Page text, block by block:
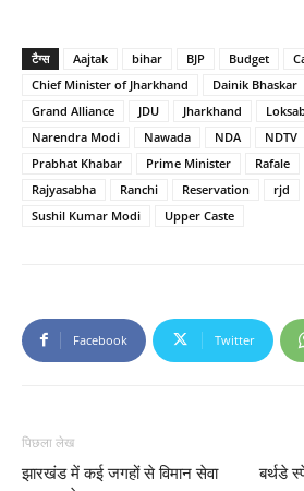
टैग्स Aajtak bihar BJP Budget
Chief Minister of Jharkhand
Dainik Bhaskar
Grand Alliance
JDU Jharkhand
Narendra Modi
Nawada NDA NDTV
Prabhat Khabar
Prime Minister Rafale
Rajyasabha
Ranchi Reservation rjd
Sushil Kumar Modi
Upper Caste
Facebook Twitter
पिछला लेख
झारखंड में कई जगहों से विमान सेवा
बर्थडे